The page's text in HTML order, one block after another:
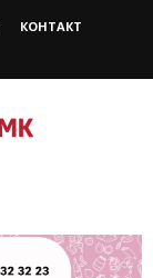
КОНТАКТ